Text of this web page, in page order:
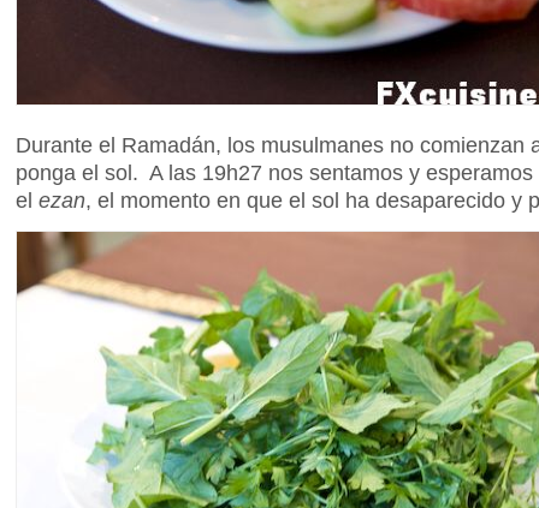
Durante el Ramadán, los musulmanes no comienzan
ponga el sol. A las 19h27 nos sentamos y
el ezan, el momento en que el sol ha desaparecido y